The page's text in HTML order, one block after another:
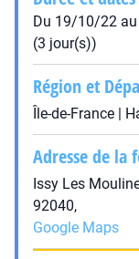
Du 19/10/22
(3 jour(s))
Région et
Île-de-France |
Adresse de la
Issy Les
92040,
Google Maps